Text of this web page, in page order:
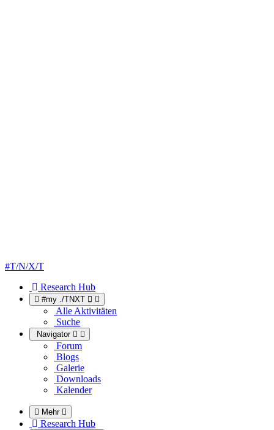
#T/N/X/T
Research Hub
#my ./TNXT
Alle Aktivitäten
Suche
Navigator
Forum
Blogs
Galerie
Downloads
Kalender
Mehr
Research Hub